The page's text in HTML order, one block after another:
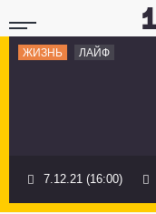
ЖИЗНЬ ЛАЙФ
7.12.21 (16:00)